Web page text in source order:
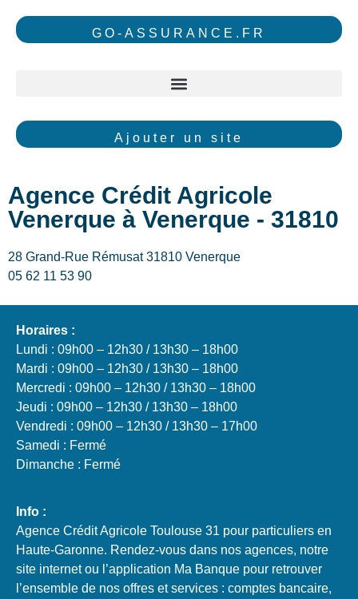
GO-ASSURANCE.FR
Ajouter un site
Agence Crédit Agricole
Venerque à Venerque - 31810
28 Grand-Rue Rémusat 31810 Venerque
05 62 11 53 90
Horaires :
Lundi : 09h00 – 12h30 / 13h30 – 18h00
Mardi : 09h00 – 12h30 / 13h30 – 18h00
Mercredi : 09h00 – 12h30 / 13h30 – 18h00
Jeudi : 09h00 – 12h30 / 13h30 – 18h00
Vendredi : 09h00 – 12h30 / 13h30 – 17h00
Samedi : Fermé
Dimanche : Fermé
Info :
Agence Crédit Agricole Toulouse 31 pour particuliers en
Haute-Garonne. Rendez-vous dans nos agences, notre
site internet ou l’application Ma Banque pour retrouver
l’ensemble de nos offres et services : comptes bancaire,